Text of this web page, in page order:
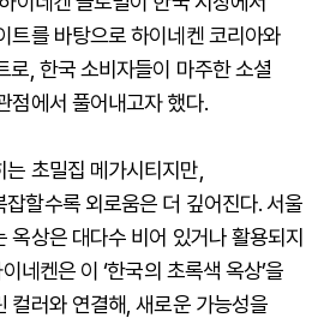
트를 바탕으로 하이네켄 코리아와
로, 한국 소비자들이 마주한 소셜
점에서 풀어내고자 했다.
초밀집 메가시티지만,
할수록 외로움은 더 깊어진다. 서울
옥상은 대다수 비어 있거나 활용되지
네켄은 이 ‘한국의 초록색 옥상’을
컬러와 연결해, 새로운 가능성을